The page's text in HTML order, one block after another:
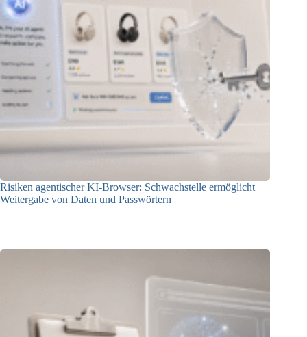
Risiken agentischer KI-Browser: Schwachstelle ermöglicht
Weitergabe von Daten und Passwörtern